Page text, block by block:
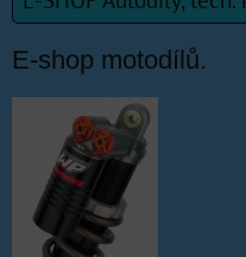
E-shop motodílů.